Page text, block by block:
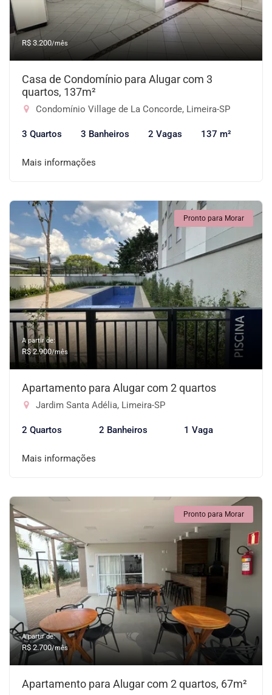
R$ 3.200/mês
Casa de Condomínio para Alugar com 3
quartos, 137m²
Condomínio Village de La Concorde, Limeira-SP
3 Quartos 3 Banheiros 2 Vagas 137 m²
Mais informações
Pronto para Morar
A partir de:
R$ 2.900/mês
Apartamento para Alugar com 2 quartos
Jardim Santa Adélia, Limeira-SP
2 Quartos 2 Banheiros 1 Vaga
Mais informações
Pronto para Morar
A partir de:
R$ 2.700/mês
Apartamento para Alugar com 2 quartos, 67m²